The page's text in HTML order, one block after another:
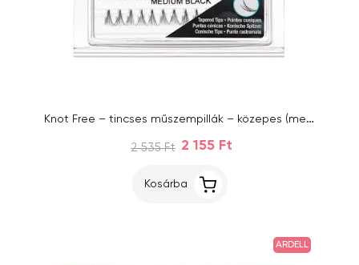
Knot Free – tincses műszempillák – közepes (medium)
2 535 Ft 2 155 Ft
Kosárba
ARDELL